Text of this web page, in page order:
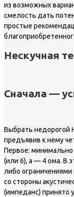
из возможных
смелость дать
простые
Нескучная
Сначала —
Выбрать недорогой
предъявив к нему
Первое: минимально
(или 6), а — 4 ома. В
либо
со стороны
(импеданс) принято